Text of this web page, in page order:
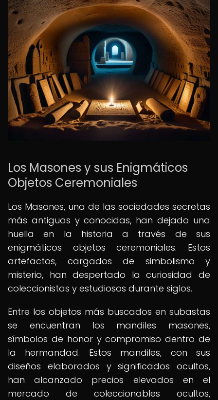
Los Masones y sus Enigmáticos
Objetos Ceremoniales
Los Masones, una de las sociedades secretas
más antiguas y conocidas, han dejado una
huella en la historia a través de sus
enigmáticos objetos ceremoniales. Estos
artefactos, cargados de simbolismo y
misterio, han despertado la curiosidad de
coleccionistas y estudiosos durante siglos.
Entre los objetos más buscados en subastas
se encuentran los mandiles masones,
símbolos de honor y compromiso dentro de
la hermandad. Estos mandiles, con sus
diseños elaborados y significados ocultos,
han alcanzado precios elevados en el
mercado de coleccionables ocultos,